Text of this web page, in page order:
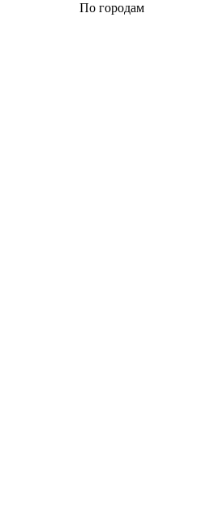
По городам